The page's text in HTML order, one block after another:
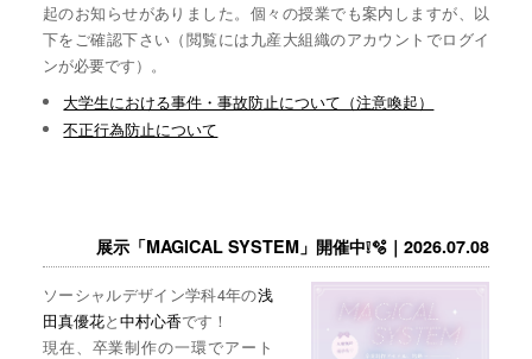
起のお知らせがありました。個々の授業でも案内しますが、以
下をご確認下さい（閲覧には九産大組織のアカウントでログイ
ンが必要です）。
大学生における事件・事故防止について（注意喚起）
不正行為防止について
展示「MAGICAL SYSTEM」開催中❕🫧｜2026.07.08
ソーシャルデザイン学科4年の浅
田真優花と中村心香です！
現在、卒業制作の一環でアート